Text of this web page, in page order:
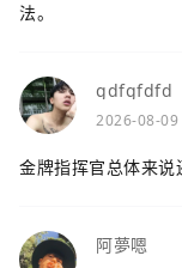
法。
gdfgfdfd
2026-08-
金牌指挥官总体来说
阿夢嗯